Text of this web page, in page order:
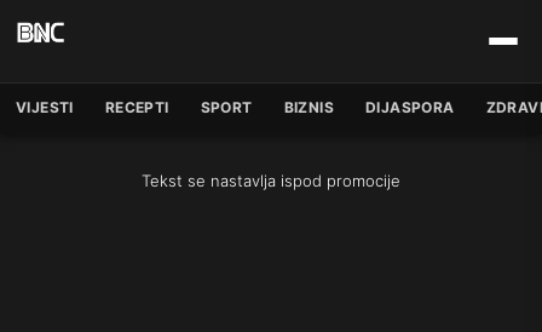
VIJESTI RECEPTI SPORT BIZNIS DIJASPORA
Tekst se nastavlja ispod promocije